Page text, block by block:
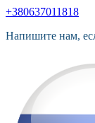
+380637011818
Напишите нам,